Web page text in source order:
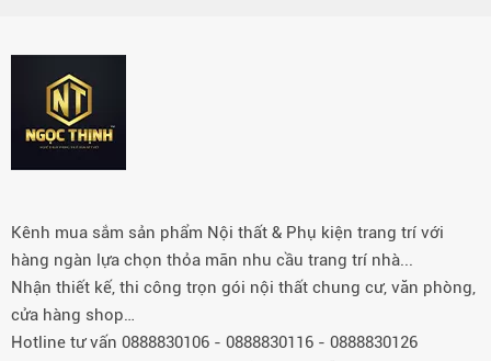
Kênh mua sắm sản phẩm Nội thất & Phụ kiện trang trí với
hàng ngàn lựa chọn thỏa mãn nhu cầu trang trí nhà...
Nhận thiết kế, thi công trọn gói nội thất chung cư, văn phòng,
cửa hàng shop…
Hotline tư vấn 0888830106 - 0888830116 - 0888830126